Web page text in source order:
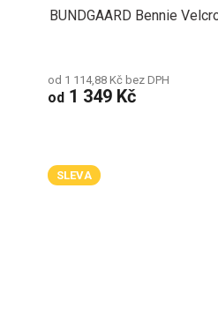
BUNDGAARD Bennie
od 1 114,88 Kč bez DPH
od 1 349 Kč
SLEVA